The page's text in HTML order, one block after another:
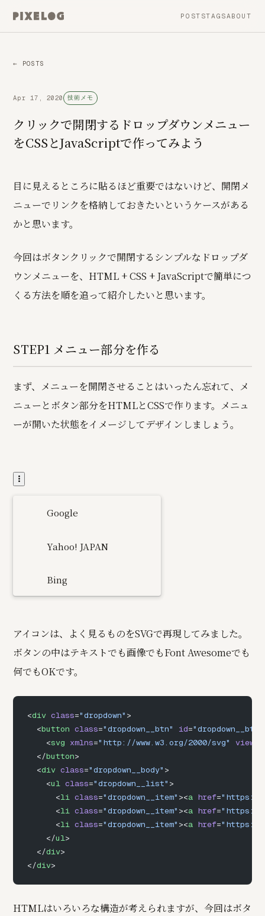
POSTSTAGSABOUT
← POSTS
Apr 17, 2020 技術メモ
クリックで開閉するドロップダウンメニュー
をCSSとJavaScriptで作ってみよう
目に見えるところに貼るほど重要ではないけど、開閉メ
ニューでリンクを格納しておきたいというケースがある
かと思います。
今回はボタンクリックで開閉するシンプルなドロップダ
ウンメニューを、HTML + CSS + JavaScriptで簡単につ
くる方法を順を追って紹介したいと思います。
STEP1 メニュー部分を作る
まず、メニューを開閉させることはいったん忘れて、メ
ニューとボタン部分をHTMLとCSSで作ります。メニュ
ーが開いた状態をイメージしてデザインしましょう。
Google
Yahoo! JAPAN
Bing
アイコンは、よく見るものをSVGで再現してみました。
ボタンの中はテキストでも画像でもFont Awesomeでも
何でもOKです。
<div class="dropdown" >
  <
button class="dropdown__btn" id="dropdown__btn"
    <
svg xmlns="http://www.w3.org/2000/svg"
  </
button>
  <
div class="dropdown__body" >
    <
ul class="dropdown__list" >
      <
li class="dropdown__item" ><a href="https://
      <
li class="dropdown__item" ><a href="https://
      <
li class="dropdown__item" ><a href="https://
    </
ul>
  </
div>
</div>
HTMLはいろいろな構造が考えられますが、今回はボタ